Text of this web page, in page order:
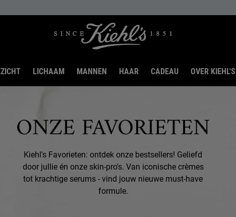
LICHAAM MANNEN HAAR CADEAU OVER KIEHL'S
ONZE FAVORIETEN
Kiehl's Favorieten: ontdek onze bestsellers! Geliefd
door jullie én onze skin-pro's. Van iconische crèmes
tot krachtige serums - vind jouw nieuwe must-have
formule.